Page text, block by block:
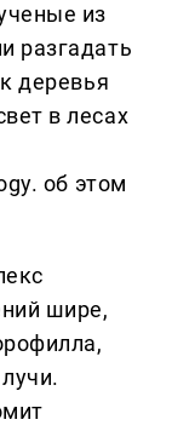
из
разгадать
деревья
в лесах
об этом
шире,